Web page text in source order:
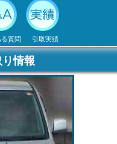
る質問
に関
ある
答え
。
引取実績
廃車で引取っ
た車や下取り
で買取った車
の実績デー
タ。
り情報